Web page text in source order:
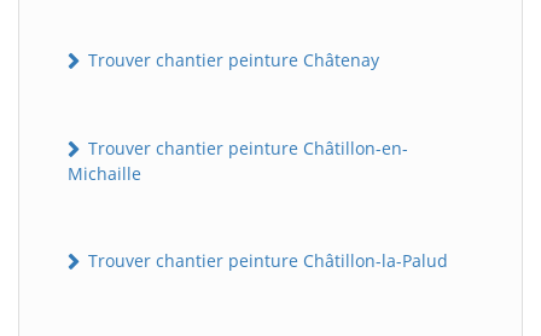
Trouver chantier peinture Châtenay
Trouver chantier peinture Châtillon-en-
Michaille
Trouver chantier peinture Châtillon-la-Palud